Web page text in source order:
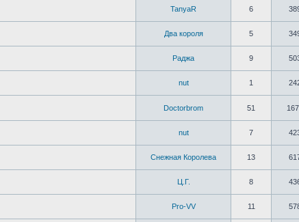
TanyaR 6
Два короля 5
Раджа 9
nut 1
Doctorbrom 51
nut 7
Снежная Королева 13
Ц.Г. 8
Pro-VV 11